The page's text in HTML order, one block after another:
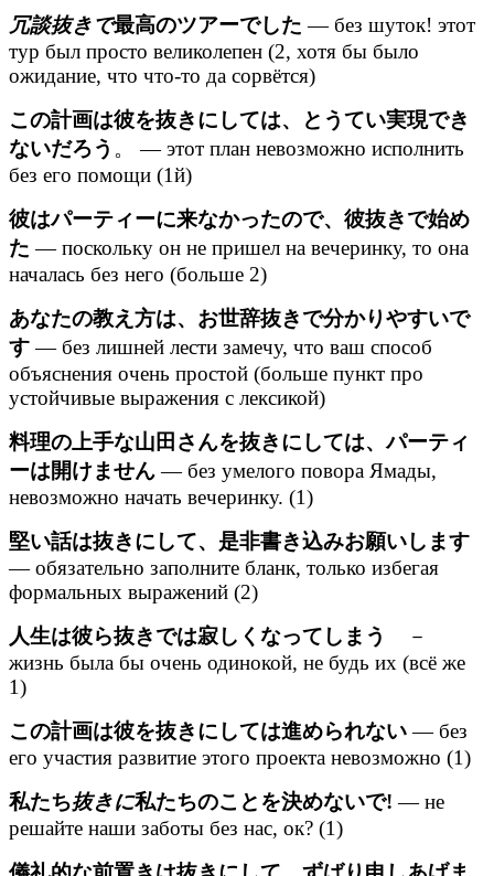
冗談抜きで最高のツアーでした — без шуток! этот
тур был просто великолепен (2, хотя бы было
ожидание, что что-то да сорвётся)
この計画は彼を抜きにしては、とうてい実現でき
ないだろう 。 — этот план невозможно исполнить
без его помощи (1й)
彼はパーティーに来なかったので、彼抜きで始め
た — поскольку он не пришел на вечеринку, то она
началась без него (больше 2)
あなたの教え方は、お世辞抜きで分かりやすいで
す— без лишней лести замечу, что ваш способ
объяснения очень простой (больше пункт про
устойчивые выражения с лексикой)
料理の上手な山田さんを抜きにしては、パーティ
ーは開けません— без умелого повора Ямады,
невозможно начать вечеринку. (1)
堅い話は抜きにして、是非書き込みお願いします
— обязательно заполните бланк, только избегая
формальных выражений (2)
人生は彼ら抜きでは寂しくなってしまう
－
жизнь была бы очень одинокой, не будь их (всё же
1)
この計画は彼を抜きにしては進められない— без
его участия развитие этого проекта невозможно (1)
私たち抜きに私たちのことを決めないで! — не
решайте наши заботы без нас, ок? (1)